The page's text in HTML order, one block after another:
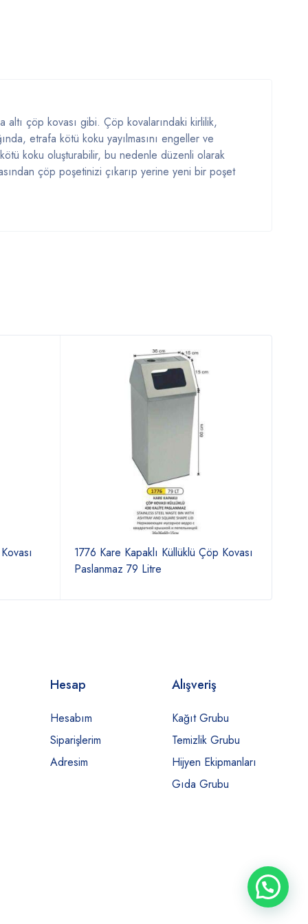
altı çöp kovası gibi. Çöp kovalarındaki kirlilik,
etrafa kötü koku yayılmasını engeller ve
koku oluşturabilir, bu nedenle düzenli olarak
çöp poşetinizi çıkarıp yerine yeni bir poşet
1776 Kare Kapaklı Küllüklü Çöp Kovası
Paslanmaz 79 Litre
Hesap
Hesabım
Siparişlerim
Adresim
Alışveriş
Kağıt Grubu
Temizlik Grubu
Hijyen Ekipmanları
Gıda Grubu